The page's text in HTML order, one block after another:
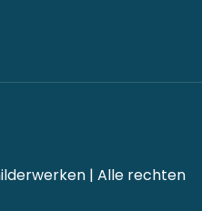
| Alle rechten